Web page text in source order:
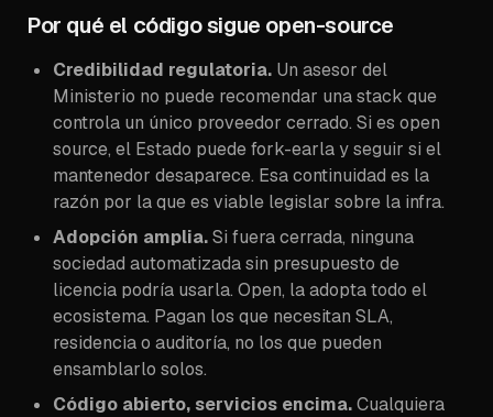
Por qué el código sigue open-source
Credibilidad regulatoria. Un asesor del
Ministerio no puede recomendar una stack que
controla un único proveedor cerrado. Si es open
source, el Estado puede fork-earla y seguir si el
mantenedor desaparece. Esa continuidad es la
razón por la que es viable legislar sobre la infra.
Adopción amplia.Si fuera cerrada, ninguna
sociedad automatizada sin presupuesto de
licencia podría usarla. Open, la adopta todo el
ecosistema. Pagan los que necesitan SLA,
residencia o auditoría, no los que pueden
ensamblarlo solos.
Código abierto, servicios encima.Cualquiera